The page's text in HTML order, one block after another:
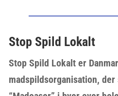
Stop Spild Lokalt
Stop Spild Lokalt er
madspildsorganisation,